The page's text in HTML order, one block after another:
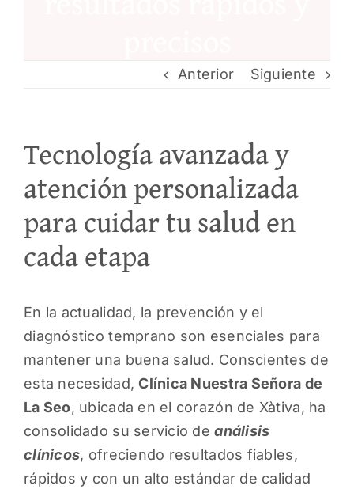
Anterior Siguiente
Tecnología avanzada y
atención personalizada
para cuidar tu salud en
cada etapa
En la actualidad, la prevención y el
diagnóstico temprano son esenciales para
mantener una buena salud. Conscientes de
esta necesidad,Clínica Nuestra Señora de
La Seo, ubicada en el corazón de Xàtiva, ha
consolidado su servicio deanálisis
clínicos, ofreciendo resultados fiables,
rápidos y con un alto estándar de calidad